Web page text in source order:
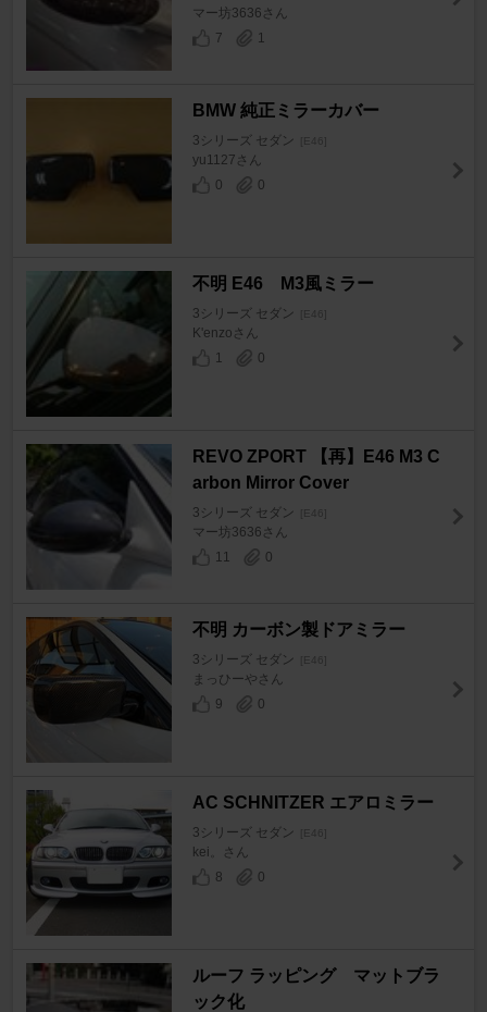
マー坊3636さん
7
1
BMW 純正ミラーカバー
3シリーズ セダン [E46]
yu1127さん
0
0
不明 E46 M3風ミラー
3シリーズ セダン [E46]
K'enzoさん
1
0
REVO ZPORT 【再】E46 M3 C
arbon Mirror Cover
3シリーズ セダン [E46]
マー坊3636さん
11
0
不明 カーボン製ドアミラー
3シリーズ セダン [E46]
まっひーやさん
9
0
AC SCHNITZER エアロミラー
3シリーズ セダン [E46]
kei。さん
8
0
ルーフ ラッピング マットブラ
ック化